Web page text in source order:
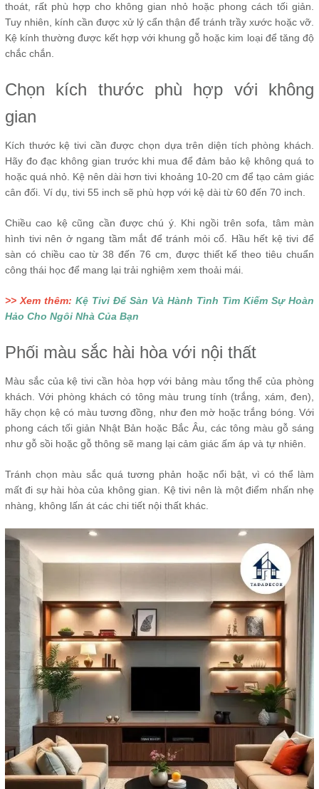
thoát, rất phù hợp cho không gian nhỏ hoặc phong cách tối giản.
Tuy nhiên, kính cần được xử lý cẩn thận để tránh trầy xước hoặc vỡ.
Kệ kính thường được kết hợp với khung gỗ hoặc kim loại để tăng độ
chắc chắn.
Chọn kích thước phù hợp với không
gian
Kích thước kệ tivi cần được chọn dựa trên diện tích phòng khách.
Hãy đo đạc không gian trước khi mua để đảm bảo kệ không quá to
hoặc quá nhỏ. Kệ nên dài hơn tivi khoảng 10-20 cm để tạo cảm giác
cân đối. Ví dụ, tivi 55 inch sẽ phù hợp với kệ dài từ 60 đến 70 inch.
Chiều cao kệ cũng cần được chú ý. Khi ngồi trên sofa, tâm màn
hình tivi nên ở ngang tầm mắt để tránh mỏi cổ. Hầu hết kệ tivi để
sàn có chiều cao từ 38 đến 76 cm, được thiết kế theo tiêu chuẩn
công thái học để mang lại trải nghiệm xem thoải mái.
>> Xem thêm: Kệ Tivi Để Sàn Và Hành Tình Tìm Kiếm Sự Hoàn
Hảo Cho Ngôi Nhà Của Bạn
Phối màu sắc hài hòa với nội thất
Màu sắc của kệ tivi cần hòa hợp với bảng màu tổng thể của phòng
khách. Với phòng khách có tông màu trung tính (trắng, xám, đen),
hãy chọn kệ có màu tương đồng, như đen mờ hoặc trắng bóng. Với
phong cách tối giản Nhật Bản hoặc Bắc Âu, các tông màu gỗ sáng
như gỗ sồi hoặc gỗ thông sẽ mang lại cảm giác ấm áp và tự nhiên.
Tránh chọn màu sắc quá tương phản hoặc nổi bật, vì có thể làm
mất đi sự hài hòa của không gian. Kệ tivi nên là một điểm nhấn nhẹ
nhàng, không lấn át các chi tiết nội thất khác.